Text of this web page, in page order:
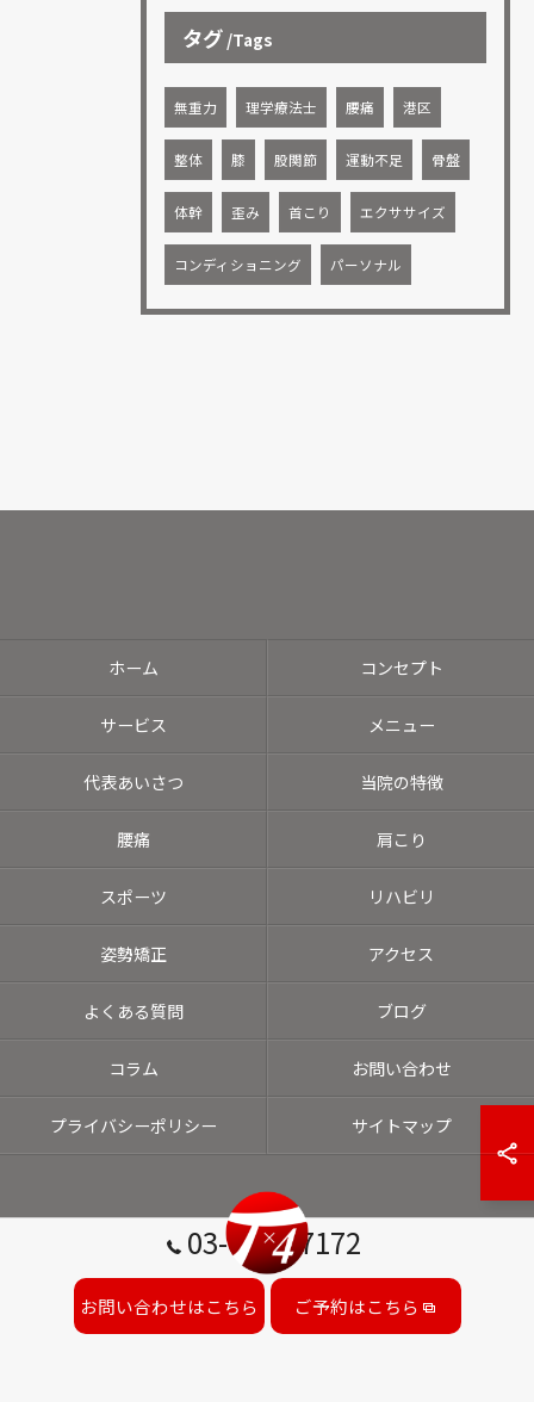
タグ Tags
無重力 理学療法士 腰痛 港区
整体 膝 股関節 運動不足 骨盤
体幹 歪み 首こり エクササイズ
コンディショニング パーソナル
03-6453-7172
お問い合わせはこちら ご予約はこちら
ホーム コンセプト
サービス メニュー
代表あいさつ 当院の特徴
腰痛 肩こり
スポーツ リハビリ
姿勢矯正 アクセス
よくある質問 ブログ
コラム お問い合わせ
プライバシーポリシー サイトマップ
© 2026 東京都港区の整体ならT×4 LABO ALL RIGHTS RESERVED.